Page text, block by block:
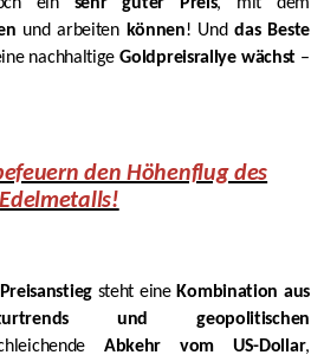
ein sehr guter Preis, mit dem
und arbeiten können! Unddas Beste
nachhaltigeGoldpreisrallye wächst –
den Höhenflug des
Edelmetalls!
steht eineKombination aus
und geopolitischen
Abkehr vom US-Dollar,